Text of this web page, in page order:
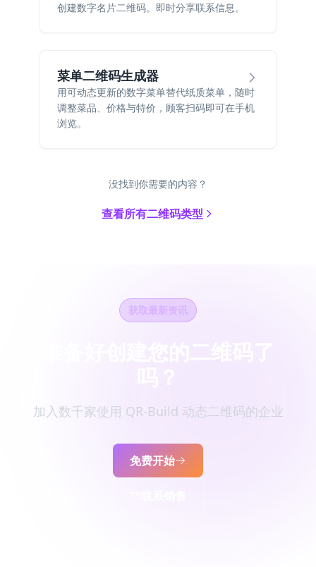
创建数字名片二维码。即时分享联系信息。
菜单二维码生成器
用可动态更新的数字菜单替代纸质菜单，随时
调整菜品、价格与特价，顾客扫码即可在手机
浏览。
没找到你需要的内容？
查看所有二维码类型
获取最新资讯
加入数千家使用 QR-Build 动态二维码的企业
免费开始